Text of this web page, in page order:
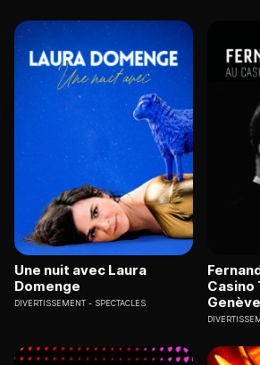
Une nuit avec Laura
Domenge
DIVERTISSEMENT SPECTACLES
Casino
Genève